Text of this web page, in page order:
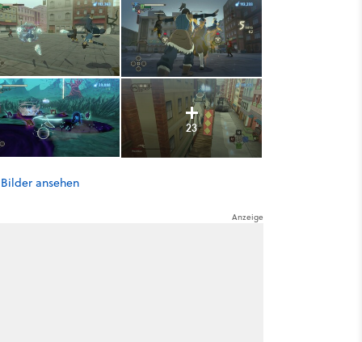
23
ansehen